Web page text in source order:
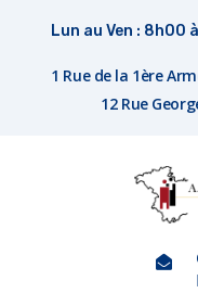
Lun au Ven : 8h00
1 Rue de la 1ère
12 Rue